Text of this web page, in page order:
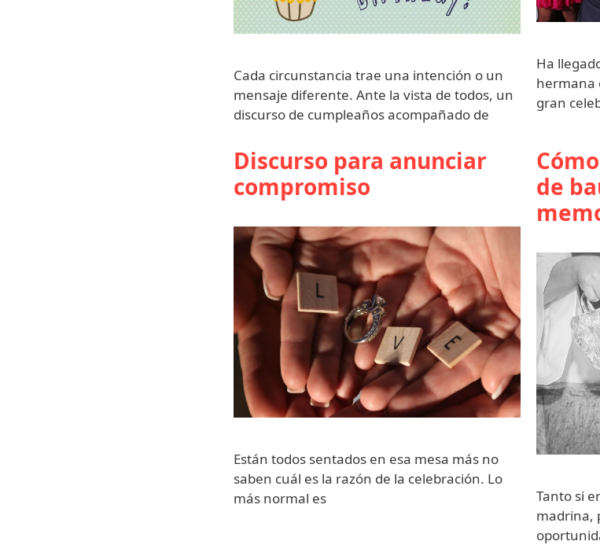
Cada circunstancia trae una intención o un
mensaje diferente. Ante la vista de todos, un
discurso de cumpleaños acompañado de
Ha
hermana
gran
Discurso para anunciar
compromiso
Están todos sentados en esa mesa más no
saben cuál es la razón de la celebración. Lo
más normal es
de
Tanto si
madrina,